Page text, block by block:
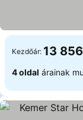
Kezdőár: 13
4 oldal árainak